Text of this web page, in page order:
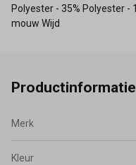
Polyester - 35% Polyester -
mouw Wijd
Productinformatie
Merk
Kleur